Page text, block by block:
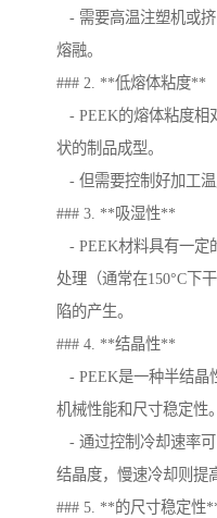
- 需要高温注塑机或
熔融。
### 2. **低熔体粘度**
- PEEK的熔体粘度相
状的制品成型。
- 但需要控制好加工温
### 3. **吸湿性**
- PEEK材料具有一定
处理（通常在150°C下
陷的产生。
### 4. **结晶性**
- PEEK是一种半结晶
机械性能和尺寸稳定性。
- 通过控制冷却速率
结晶度，慢速冷却则提
### 5. **的尺寸稳定性